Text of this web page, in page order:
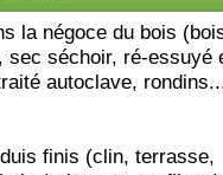
la négoce du bois
sec séchoir, ré-essuyé
autoclave,
finis (clin, terrasse,